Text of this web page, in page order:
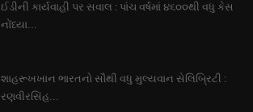
ઈડીની કાર્યવાહી પર સવાલ : પાંચ વર્ષમાં ૪૬૦૦થી વધુ કેસ
નોંધ્યા...
શાહરૂખખાન ભારતનો સૌથી વધુ મુલ્યવાન સેલિબ્રિટી :
રણવીરસિંહ...